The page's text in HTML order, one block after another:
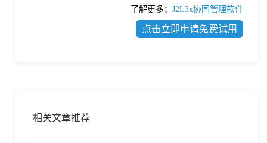
了解更多： J2L3x协同管理软件
点击立即申请免费试用
相关文章推荐